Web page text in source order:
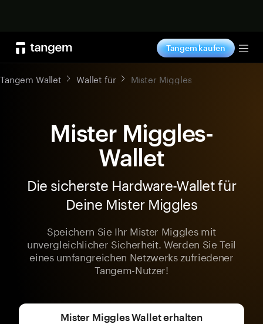
Tangem kaufen
Tangem Wallet Wallet für Mister Miggles
Mister Miggles-
Wallet
Die sicherste Hardware-Wallet für
Deine Mister Miggles
Speichern Sie Ihr Mister Miggles mit
unvergleichlicher Sicherheit. Werden Sie Teil
eines umfangreichen Netzwerks zufriedener
Tangem-Nutzer!
Mister Miggles Wallet erhalten